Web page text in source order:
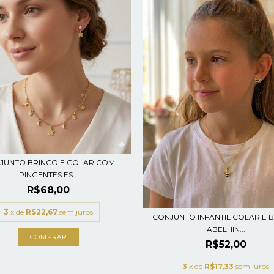
BRINCO E COLAR COM
PINGENTES ES...
R$68,00
3 x de R$22,67 sem juros
CONJUNTO INFANTIL COLAR E
ABELHIN...
R$52,00
3 x de R$17,33 sem juros